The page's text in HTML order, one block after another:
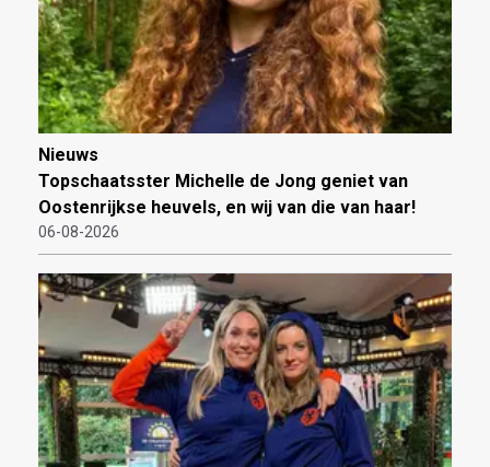
Nieuws
Topschaatsster Michelle de Jong geniet van
Oostenrijkse heuvels, en wij van die van haar!
06-08-2026